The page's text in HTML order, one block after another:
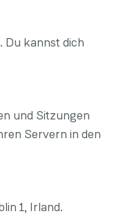
Du kannst dich
und Sitzungen
Servern in den
1, Irland.